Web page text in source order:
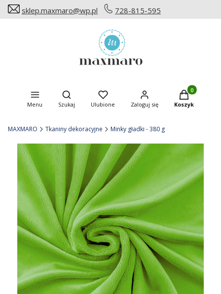
sklep.maxmaro@wp.pl 728-815-595
Menu
Otwórz wyszukiwarkę
Szukaj Ulubione Zaloguj się
Produkty w
Koszyk
MAXMARO Tkaniny dekoracyjne Minky gładki - 380 g